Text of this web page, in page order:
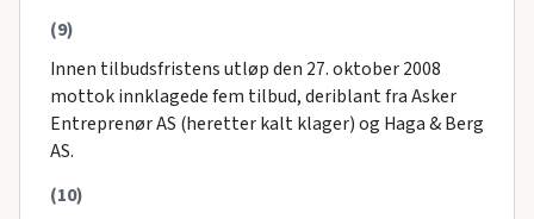
(9)
Innen tilbudsfristens utløp den 27. oktober 2008
mottok innklagede fem tilbud, deriblant fra Asker
Entreprenør AS (heretter kalt klager) og Haga & Berg
AS.
(10)